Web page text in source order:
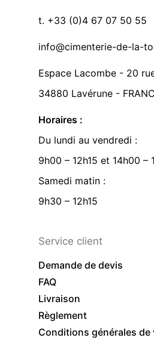
t. +33 (0)4 67 07 50 55
info@cimenterie-de-la-
Espace Lacombe - 20
34880 Lavérune -
Horaires :
Du lundi au vendredi :
9h00 – 12h15 et 14h00 –
Samedi matin :
9h30 – 12h15
Service client
Demande de devis
FAQ
Livraison
Règlement
Conditions générales de